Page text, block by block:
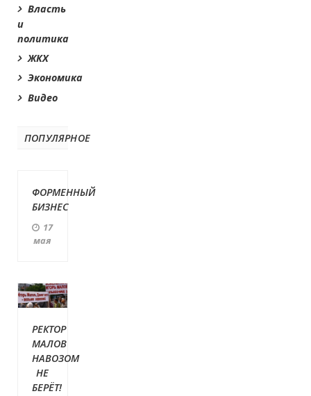
Власть
и
политика
ЖКХ
Экономика
Видео
ПОПУЛЯРНОЕ
ФОРМЕННЫЙ
БИЗНЕС
17
мая
РЕКТОР
МАЛОВ
НАВОЗОМ
НЕ
БЕРЁТ!